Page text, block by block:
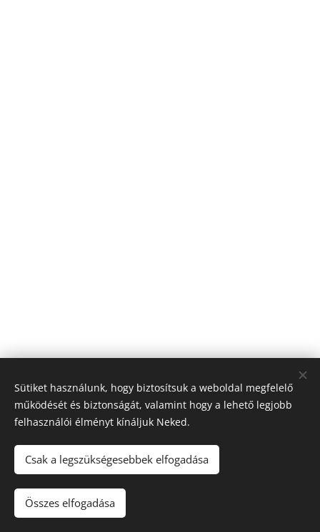
© 2026 Nagyfólia Kft. Minden jog fenntartva
Sütik
Sütiket használunk, hogy biztosítsuk a weboldal megfelelő
működését és biztonságát, valamint hogy a lehető legjobb
felhasználói élményt kínáljuk Neked.
Csak a legszükségesebbek elfogadása
Összes elfogadása